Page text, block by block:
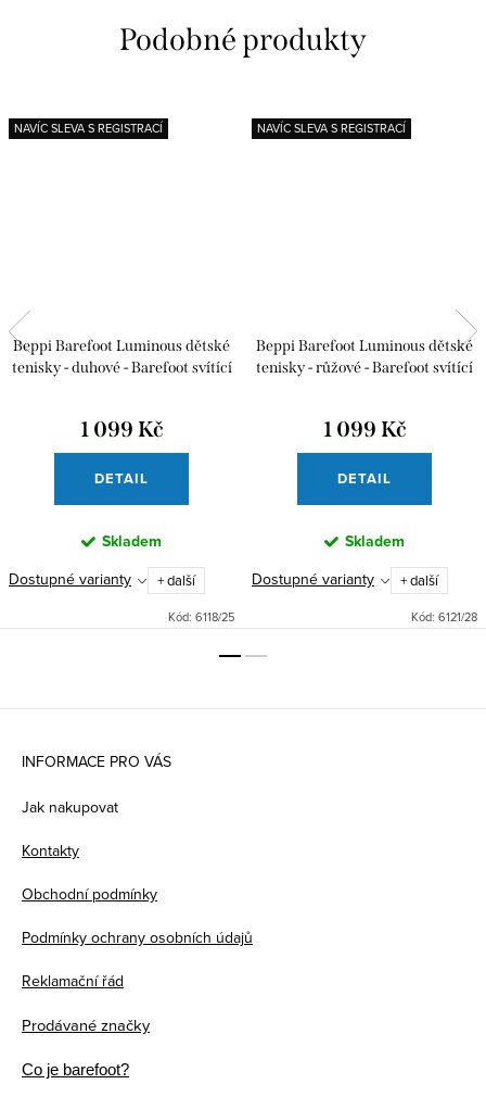
NAVÍC SLEVA S REGISTRACÍ
Beppi Barefoot Luminous dětské
tenisky - duhové - Barefoot svítící
1 099 Kč
DETAIL
Skladem
Dostupné varianty + další
Kód: 6118/25
NAVÍC SLEVA S REGISTRACÍ
Beppi Barefoot Luminous dětské
tenisky - růžové - Barefoot svítící
1 099 Kč
DETAIL
Skladem
Dostupné varianty + další
Kód: 6121/28
INFORMACE PRO VÁS
Jak nakupovat
Kontakty
Obchodní podmínky
Podmínky ochrany osobních údajů
Reklamační řád
Prodávané značky
Co je barefoot?